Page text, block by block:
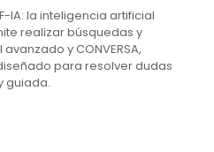
IA: la inteligencia artificial
realizar búsquedas y
y CONVERSA,
para resolver dudas
guiada.